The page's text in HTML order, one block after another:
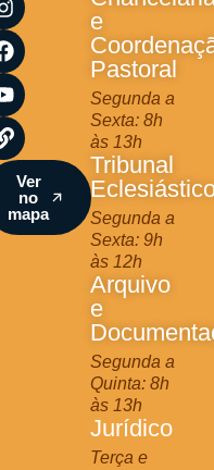
n
s
t
a
g
r
a
m
a
c
e
b
o
o
k
o
u
t
u
b
e
i
n
k
Ver
no
mapa
e
Pastoral
Segunda a
Sexta: 8h
às 13h
Tribunal
Segunda a
Sexta: 9h
às 12h
Arquivo
e
Segunda a
Quinta: 8h
às 13h
Jurídico
Terça e